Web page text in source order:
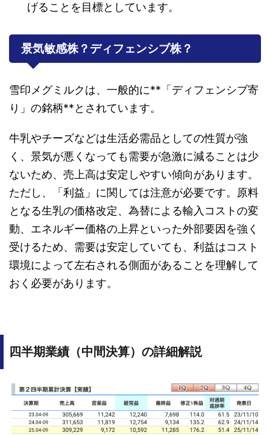
げることを目標としています。
景気敏感株？ディフェンシブ株？
雪印メグミルクは、一般的に**「ディフェンシブ寄
り」の銘柄**とされています。
牛乳やチーズなどは生活必需品としての性質が強
く、景気が悪くなっても需要が急激に減ることは少
ないため、売上高は安定しやすい傾向があります。
ただし、「利益」に関しては注意が必要です。原料
となる生乳の価格改定、為替による輸入コストの変
動、エネルギー価格の上昇といった外部要因を強く
受けるため、需要は安定していても、利益はコスト
環境によって左右される側面があることを理解して
おく必要があります。
四半期業績（中間決算）の詳細解説